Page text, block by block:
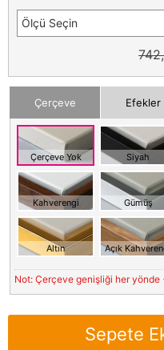
Ölçü Seçin
Çerçeve Efekler
Çerçeve Yok Siyah
Kahverengi Gümüş
Altın Açık
Not: Çerçeve genişliği her
Sepete